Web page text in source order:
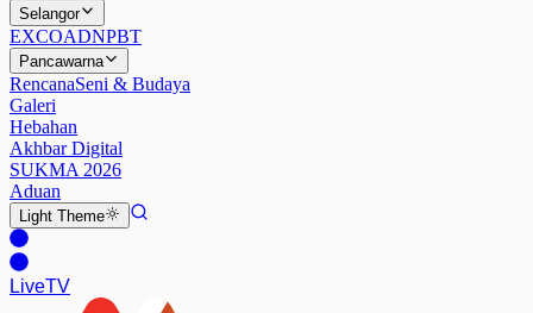
Selangor
EXCOADNPBT
Pancawarna
RencanaSeni & Budaya
Galeri
Hebahan
Akhbar Digital
SUKMA 2026
Aduan
Light Theme
LiveTV